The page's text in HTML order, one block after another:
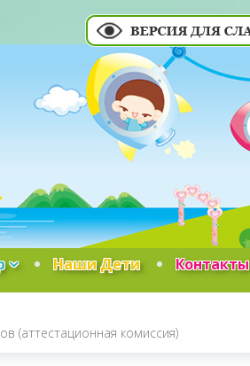
Наши Дети Контакты
(аттестационная комиссия)